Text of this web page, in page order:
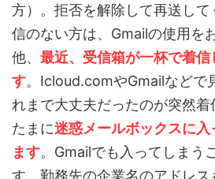
方）。拒否を解除して再送して
信のない方は、Gmailの使用を
他、 最近、 受信箱が一杯で着
す。Icloud.comやGmailなどで
れまで大丈夫だったのが突然着
たまに迷惑メールボックスに入
ます。Gmailでも入ってしまう
す。勤務先の企業名のアドレ